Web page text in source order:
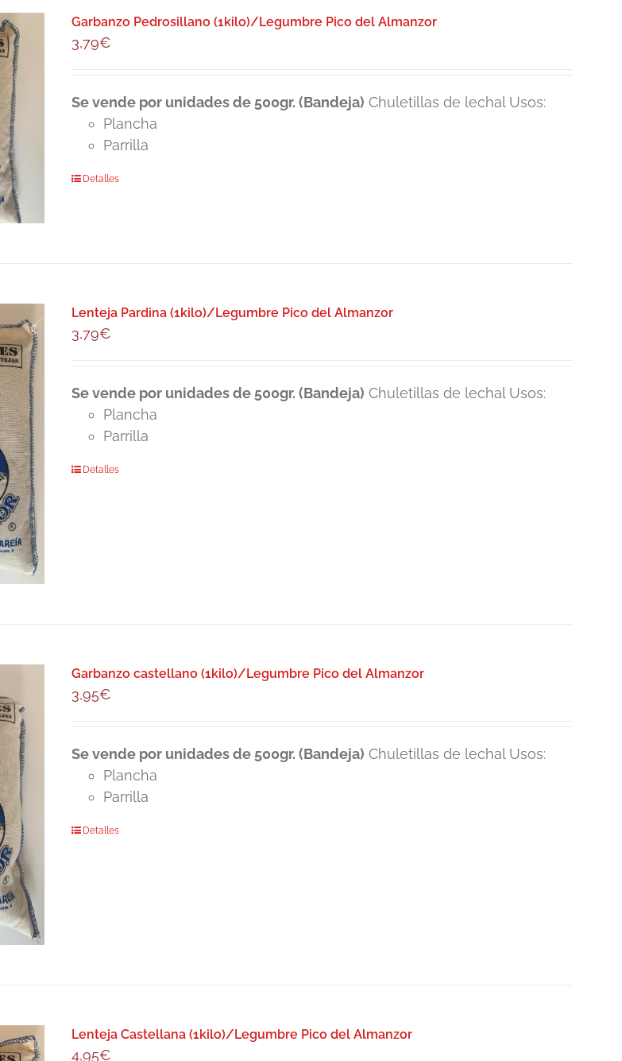
Garbanzo Pedrosillano (1kilo)/Legumbre Pico del Almanzor
3,79€
Se vende por unidades de 500gr. (Bandeja) Chuletillas de lechal Usos:
Plancha
Parrilla
Detalles
Lenteja Pardina (1kilo)/Legumbre Pico del Almanzor
3,79€
Se vende por unidades de 500gr. (Bandeja) Chuletillas de lechal Usos:
Plancha
Parrilla
Detalles
Garbanzo castellano (1kilo)/Legumbre Pico del Almanzor
3,95€
Se vende por unidades de 500gr. (Bandeja) Chuletillas de lechal Usos:
Plancha
Parrilla
Detalles
Lenteja Castellana (1kilo)/Legumbre Pico del Almanzor
4,95€